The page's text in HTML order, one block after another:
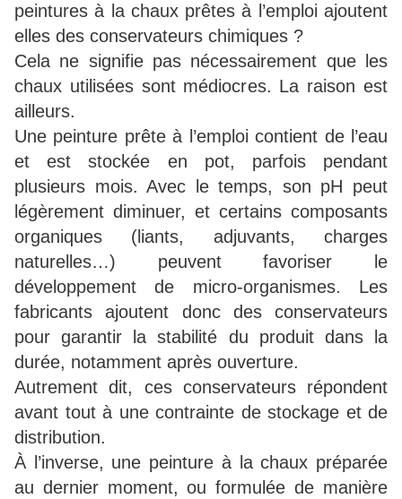
peintures à la chaux prêtes à l’emploi ajoutent
elles des conservateurs chimiques ?
Cela ne signifie pas nécessairement que les
chaux utilisées sont médiocres. La raison est
ailleurs.
Une peinture prête à l’emploi contient de l’eau
et est stockée en pot, parfois pendant
plusieurs mois. Avec le temps, son pH peut
légèrement diminuer, et certains composants
organiques (liants, adjuvants, charges
naturelles…) peuvent favoriser le
développement de micro-organismes. Les
fabricants ajoutent donc des conservateurs
pour garantir la stabilité du produit dans la
durée, notamment après ouverture.
Autrement dit, ces conservateurs répondent
avant tout à une contrainte de stockage et de
distribution.
À l’inverse, une peinture à la chaux préparée
au dernier moment, ou formulée de manière